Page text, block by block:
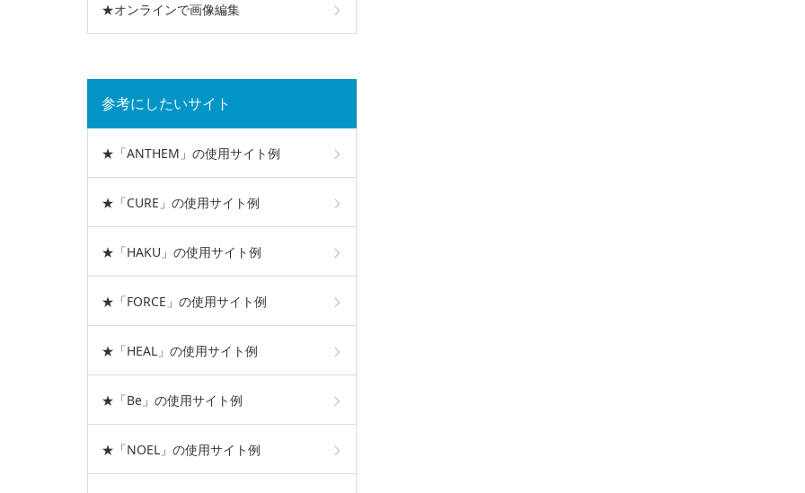
★オンラインで画像編集
参考にしたいサイト
★「ANTHEM」の使用サイト例
★「CURE」の使用サイト例
★「HAKU」の使用サイト例
★「FORCE」の使用サイト例
★「HEAL」の使用サイト例
★「Be」の使用サイト例
★「NOEL」の使用サイト例